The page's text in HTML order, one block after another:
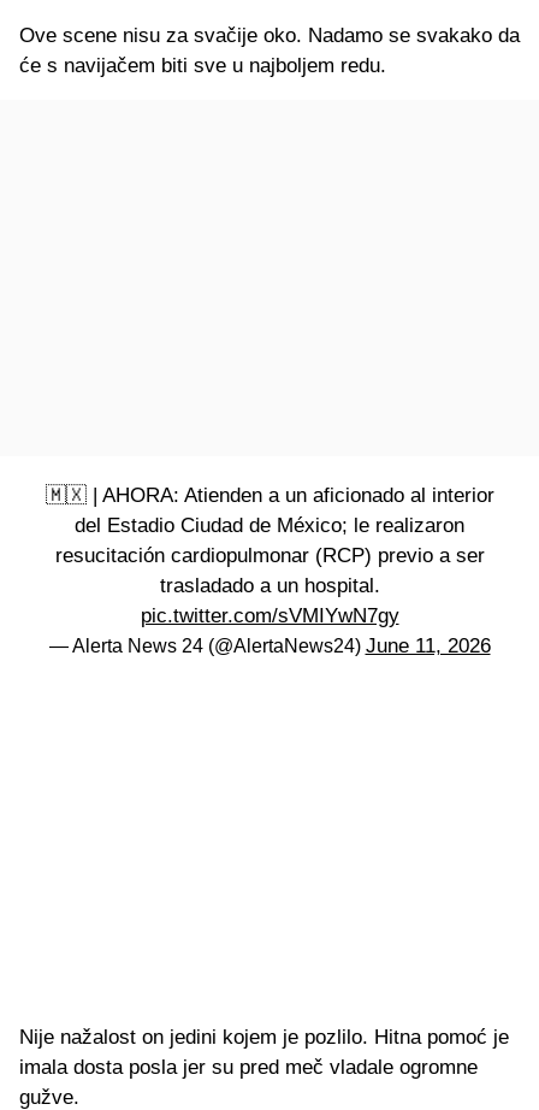
Ove scene nisu za svačije oko. Nadamo se svakako da
će s navijačem biti sve u najboljem redu.
🇲🇽 | AHORA: Atienden a un aficionado al interior
del Estadio Ciudad de México; le realizaron
resucitación cardiopulmonar (RCP) previo a ser
trasladado a un hospital.
pic.twitter.com/sVMIYwN7gy
— Alerta News 24 (@AlertaNews24) June 11, 2026
Nije nažalost on jedini kojem je pozlilo. Hitna pomoć je
imala dosta posla jer su pred meč vladale ogromne
gužve.